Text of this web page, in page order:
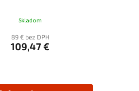
Skladom
89 € bez DPH
109,47 €